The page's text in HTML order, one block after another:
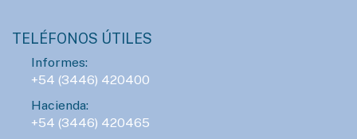
TELÉFONOS ÚTILES
Informes:
+54 (3446) 420400
Hacienda:
+54 (3446) 420465